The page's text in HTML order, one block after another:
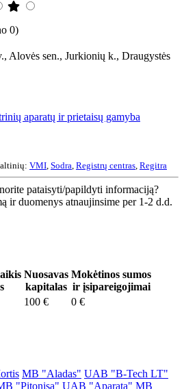
0)
Alovės sen., Jurkionių k., Draugystės
aparatų ir prietaisų gamyba
VMI Sodra Registrų centras Regitra
pataisyti/papildyti informaciją?
ir duomenys atnaujinsime per 1-2 d.d.
Nuosavas
kapitalas
Mokėtinos sumos
ir įsipareigojimai
100 € 0 €
MB "Aladas" UAB "B-Tech LT"
"Pitonisa" UAB "Aparata" MB